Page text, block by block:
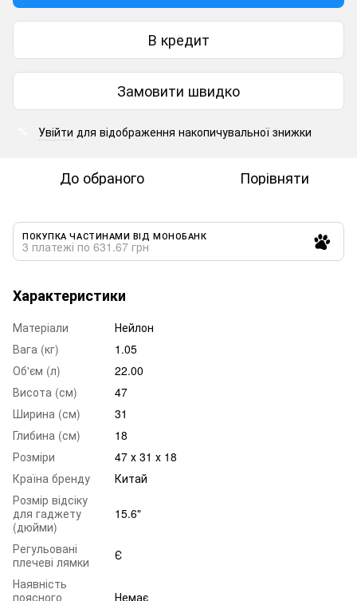
В кредит
Замовити швидко
Увійти для відображення накопичувальної знижки
До обраного Порівняти
ПОКУПКА ЧАСТИНАМИ ВІД МОНОБАНК
3 платежі по 631.67 грн
Характеристики
Матеріали
Нейлон
Вага (кг)
1.05
Об'єм (л)
22.00
Висота (см)
47
Ширина (см)
31
Глибина (см)
18
Розміри
47 х 31 х 18
Країна бренду
Китай
Розмір відсіку
для гаджету
(дюйми)
15.6"
Регульовані
плечеві лямки
Є
Наявність
поясного
Немає